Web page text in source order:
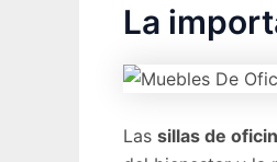
La
Las sillas de